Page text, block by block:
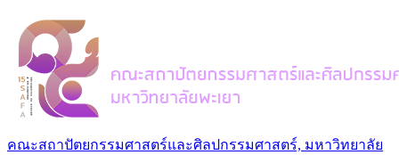
คณะสถาปัตยกรรมศาสตร์และศิลปกรรมศาสตร์, มหาวิทยาลัย